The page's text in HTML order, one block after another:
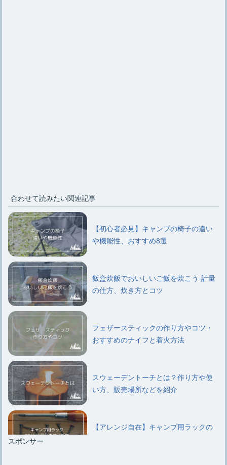
合わせて読みたい関連記事
【初心者必見】キャンプの椅子の違い
や機能性、おすすめ8選
飯盒炊飯でおいしいご飯を炊こう-計量
の仕方、炊き方とコツ
フェザースティックの作り方やコツ・
おすすめのナイフと着火方法
スウェーデントーチとは？作り方や使
い方、販売場所などを紹介
【アレンジ自在】キャンプ用ラックの
スポンサー